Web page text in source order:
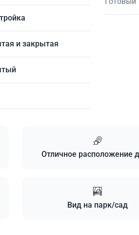
и закрытая
Отличное расположение
Вид на парк/сад